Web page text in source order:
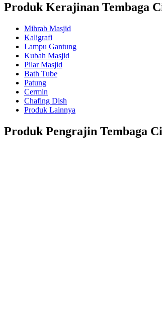
Produk Kerajinan Tembaga
Mihrab Masjid
Kaligrafi
Lampu Gantung
Kubah Masjid
Pilar Masjid
Bath Tube
Patung
Cermin
Chafing Dish
Produk Lainnya
Produk Pengrajin Tembaga